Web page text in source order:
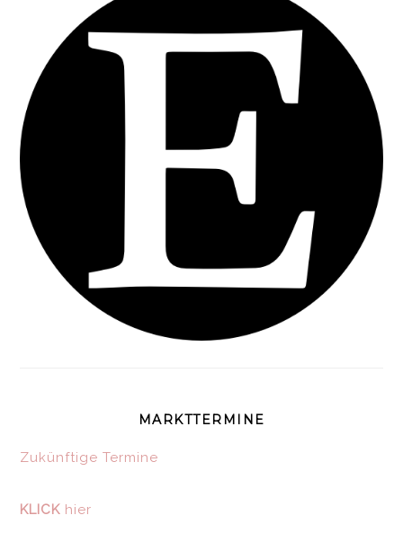
MARKTTERMINE
Zukünftige Termine
KLICK hier